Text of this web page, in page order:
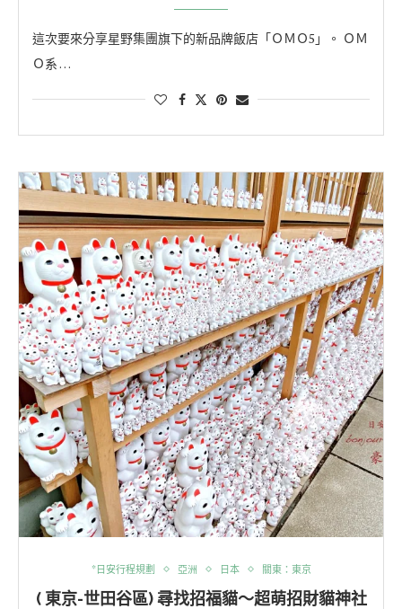
這次要來分享星野集團旗下的新品牌飯店「ＯＭＯ5」。 ＯＭ
Ｏ系 …
*日安行程規劃 亞洲 日本 關東：東京
( 東京-世田谷區) 尋找招福貓～超萌招財貓神社